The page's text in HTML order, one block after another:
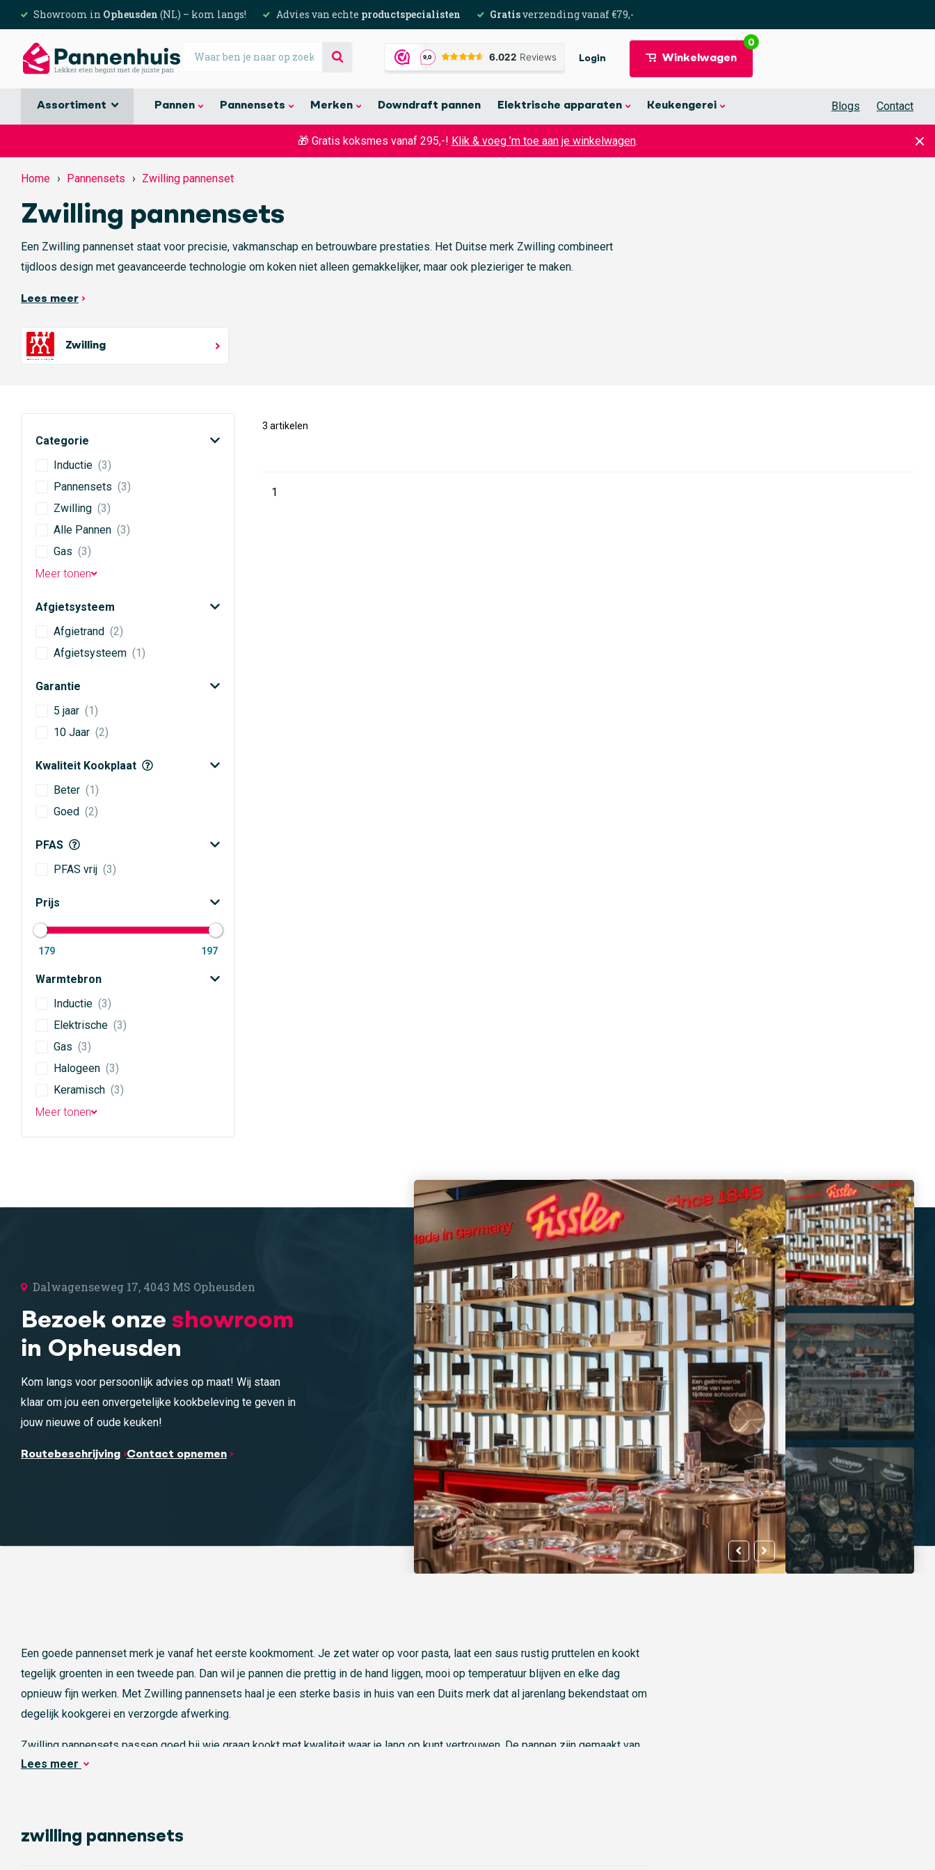
Showroom in Opheusden (NL) – kom langs! Advies van echte productspecialisten Gratisverzending vanaf €79,-
Login
0
Winkelwagen
Assortiment Pannen Pannensets Merken Downdraft pannen Elektrische apparaten Keukengerei Blogs Contact
🎁 Gratis koksmes vanaf 295,-! Klik & voeg ’m toe aan je winkelwagen.
Home › Pannensets › Zwilling pannenset
Zwilling pannensets
Een Zwilling pannenset staat voor precisie, vakmanschap en betrouwbare prestaties. Het Duitse merk Zwilling combineert
tijdloos design met geavanceerde technologie om koken niet alleen gemakkelijker, maar ook plezieriger te maken.
Lees meer
Zwilling
Categorie
Inductie (3)
Pannensets (3)
Zwilling (3)
Alle Pannen (3)
Gas (3)
Meer tonen
Afgietsysteem
Afgietrand (2)
Afgietsysteem (1)
Garantie
5 jaar (1)
10 Jaar (2)
Kwaliteit Kookplaat
Beter (1)
Goed (2)
PFAS
PFAS vrij (3)
Prijs
179 197
Warmtebron
Inductie (3)
Elektrische (3)
Gas (3)
Halogeen (3)
Keramisch (3)
Meer tonen
3 artikelen
1
Dalwagenseweg 17, 4043 MS Opheusden
Bezoek onze showroom
in Opheusden
Kom langs voor persoonlijk advies op maat! Wij staan
klaar om jou een onvergetelijke kookbeleving te geven in
jouw nieuwe of oude keuken!
Routebeschrijving Contact opnemen
Een goede pannenset merk je vanaf het eerste kookmoment. Je zet water op voor pasta, laat een saus rustig pruttelen en kookt
tegelijk groenten in een tweede pan. Dan wil je pannen die prettig in de hand liggen, mooi op temperatuur blijven en elke dag
opnieuw fijn werken. Met Zwilling pannensets haal je een sterke basis in huis van een Duits merk dat al jarenlang bekendstaat om
degelijk kookgerei en verzorgde afwerking.
Zwilling pannensets passen goed bij wie graag kookt met kwaliteit waar je lang op kunt vertrouwen. De pannen zijn gemaakt van
RVS en sluiten goed aan op het dagelijkse gebruik in een druk huishouden. Van een snelle maaltijd op dinsdag tot uitgebreid
Waarom veel thuiskoks kiezen voor Zwilling
Lees meer
zwilling pannensets